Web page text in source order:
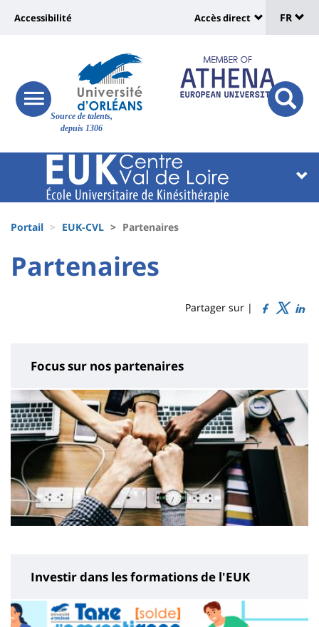
Site
Source de talents,
depuis 1306
Université
Recherche
responsive
menu
button
Université
vers
page
accessibilité
Accessibilité
:
Shortcut
links
Accès direct
de
FR
Université
Block
liste
des
composantes
d'Ariane
Portail EUK-CVL Partenaires
University
University
Titre
Partenaires
Partager sur |
Focus sur nos partenaires
Investir dans les formations de l'EUK